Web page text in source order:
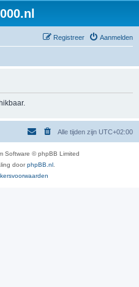
Aanmelden
Registreer
Alle tijden zijn UTC+02:00
Software © phpBB Limited
doorphpBB.nl